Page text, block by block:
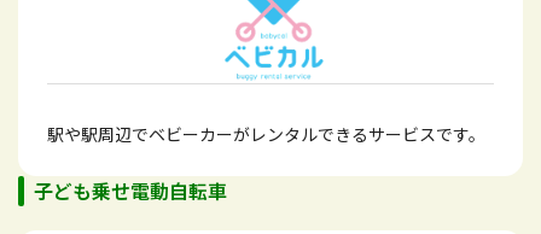
駅や駅周辺でベビーカーがレンタルできるサービスです。
子ども乗せ電動自転車